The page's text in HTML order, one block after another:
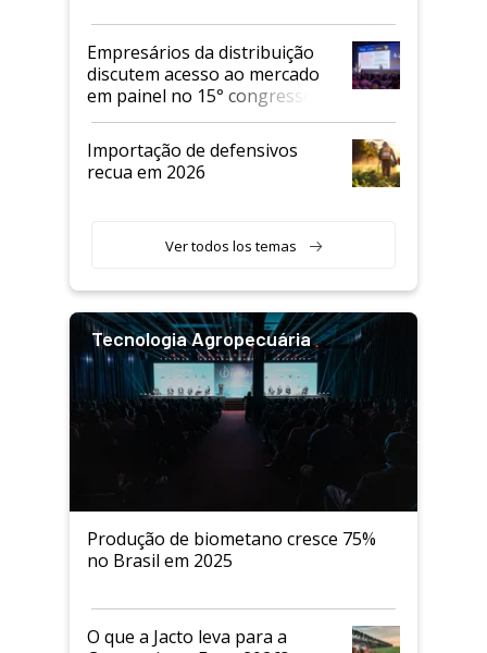
Empresários da distribuição
discutem acesso ao mercado
em painel no 15° congresso
Andav
Importação de defensivos
recua em 2026
Ver todos los temas
Tecnologia Agropecuária
Produção de biometano cresce 75%
no Brasil em 2025
O que a Jacto leva para a